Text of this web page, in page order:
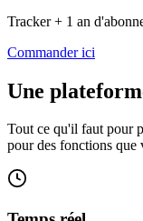
Tracker + 1 an
Commander ici
Une
Tout ce qu'il faut pour
pour des fonctions que